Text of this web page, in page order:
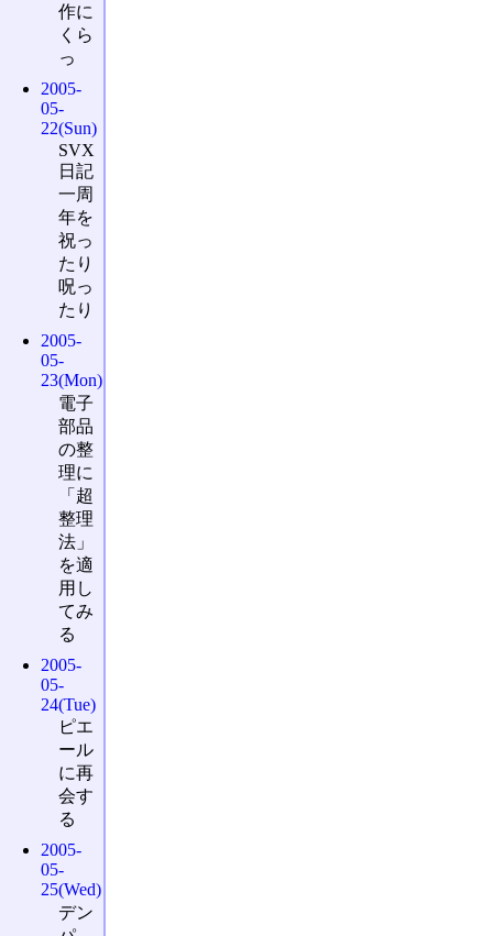
作に
くら
っ
2005-
05-
22(Sun)
SVX
日記
一周
年を
祝っ
たり
呪っ
たり
2005-
05-
23(Mon)
電子
部品
の整
理に
「超
整理
法」
を適
用し
てみ
る
2005-
05-
24(Tue)
ピエ
ール
に再
会す
る
2005-
05-
25(Wed)
デン